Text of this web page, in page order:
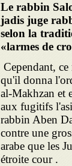
Le rabbin
jadis juge
selon la
«larmes de
Cependant,
qu'il donna
al-Makhzan et
aux fugitifs
rabbin Aben
contre une
arabe que les
étroite cour .